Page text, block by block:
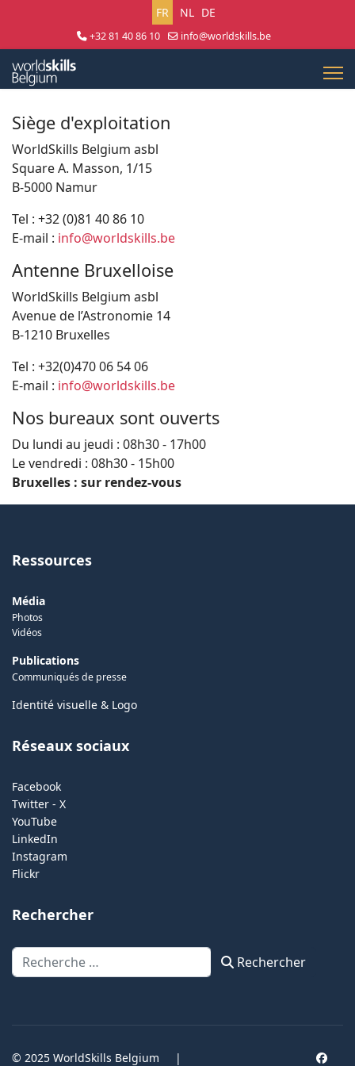
Sélectionnez votre langue
FR NL DE
+32 81 40 86 10
info@worldskills.be
Siège d'exploitation
WorldSkills Belgium asbl
Square A. Masson, 1/15
B-5000 Namur
Tel : +32 (0)81 40 86 10
E-mail : info@worldskills.be
Antenne Bruxelloise
WorldSkills Belgium asbl
Avenue de l’Astronomie 14
B-1210 Bruxelles
Tel : +32(0)470 06 54 06
E-mail : info@worldskills.be
Nos bureaux sont ouverts
Du lundi au jeudi : 08h30 - 17h00
Le vendredi : 08h30 - 15h00
Bruxelles : sur rendez-vous
Ressources
Média
Photos
Vidéos
Publications
Communiqués de presse
Identité visuelle & Logo
Réseaux sociaux
Facebook
Twitter - X
YouTube
LinkedIn
Instagram
Flickr
Rechercher
Rechercher Rechercher
© 2025 WorldSkills Belgium |